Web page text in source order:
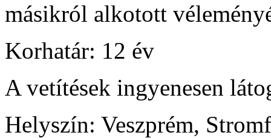
másikról alkotott
Korhatár: 12 év
A vetítések ingyenesen
Helyszín: Veszprém,